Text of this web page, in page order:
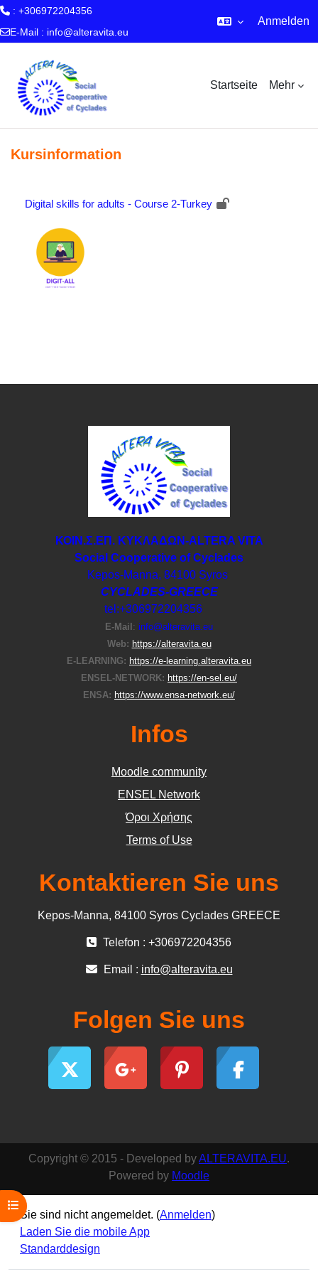
: +306972204356
E-Mail : info@alteravita.eu
Anmelden
Startseite Mehr
Kursindex öffnen
Kursinformation
Digital skills for adults - Course 2-Turkey
ΚΟΙΝ.Σ.ΕΠ. ΚΥΚΛΑΔΩΝ-ΑLTERA VITA
Social Cooperative of Cyclades
Kepos-Manna, 84100 Syros
CYCLADES-GREECE
tel:+306972204356
E-Μail : info@alteravita.eu
Web: https://alteravita.eu
E-LEARNING: https://e-learning.alteravita.eu
ENSEL-NETWORK: https://en-sel.eu/
ENSA: https://www.ensa-network.eu/
Infos
Moodle community
ΕΝSEL Network
Όροι Χρήσης
Terms of Use
Kontaktieren Sie uns
Kepos-Manna, 84100 Syros Cyclades GREECE
Telefon : +306972204356
Email : info@alteravita.eu
Folgen Sie uns
Copyright © 2015 - Developed byALTERAVITA.EU.
Powered by Moodle
Sie sind nicht angemeldet. (Anmelden)
Laden Sie die mobile App
Standarddesign